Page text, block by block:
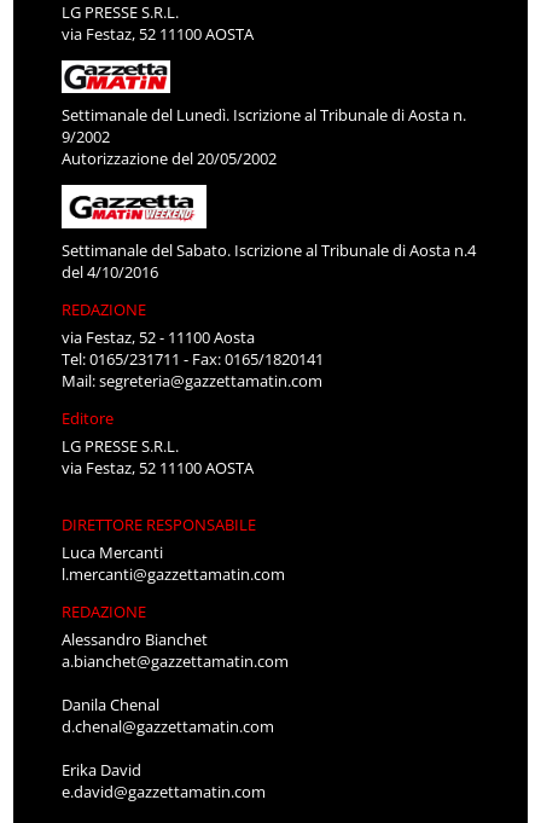
LG PRESSE S.R.L.
via Festaz, 52 11100 AOSTA
Settimanale del Lunedì. Iscrizione al Tribunale di Aosta n.
9/2002
Autorizzazione del 20/05/2002
Settimanale del Sabato. Iscrizione al Tribunale di Aosta n.4
del 4/10/2016
REDAZIONE
via Festaz, 52 - 11100 Aosta
Tel: 0165/231711 - Fax: 0165/1820141
Mail:segreteria@gazzettamatin.com
Editore
LG PRESSE S.R.L.
via Festaz, 52 11100 AOSTA
DIRETTORE RESPONSABILE
Luca Mercanti
l.mercanti@gazzettamatin.com
REDAZIONE
Alessandro Bianchet
a.bianchet@gazzettamatin.com
Danila Chenal
d.chenal@gazzettamatin.com
Erika David
e.david@gazzettamatin.com